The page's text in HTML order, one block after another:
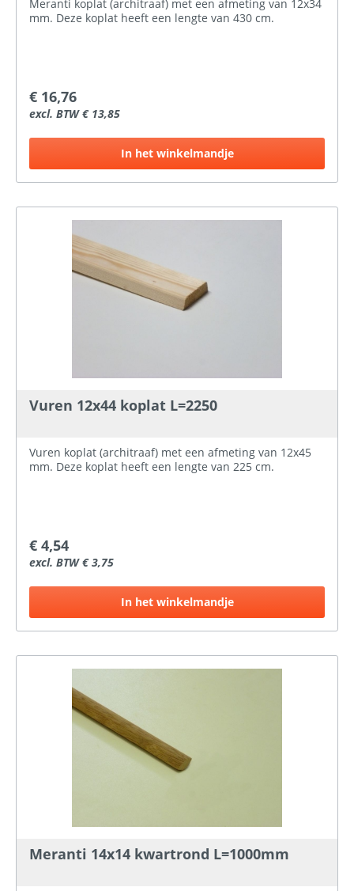
Meranti koplat (architraaf) met een afmeting van 12x34
mm. Deze koplat heeft een lengte van 430 cm.
€ 16,76
excl. BTW € 13,85
In het winkelmandje
Vuren 12x44 koplat L=2250
Vuren koplat (architraaf) met een afmeting van 12x45
mm. Deze koplat heeft een lengte van 225 cm.
€ 4,54
excl. BTW € 3,75
In het winkelmandje
Meranti 14x14 kwartrond L=1000mm